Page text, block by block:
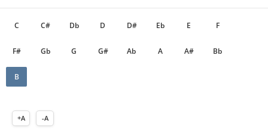
C C# Db D D# Eb E F
F# Gb G G# Ab A A# Bb
B
+A -A